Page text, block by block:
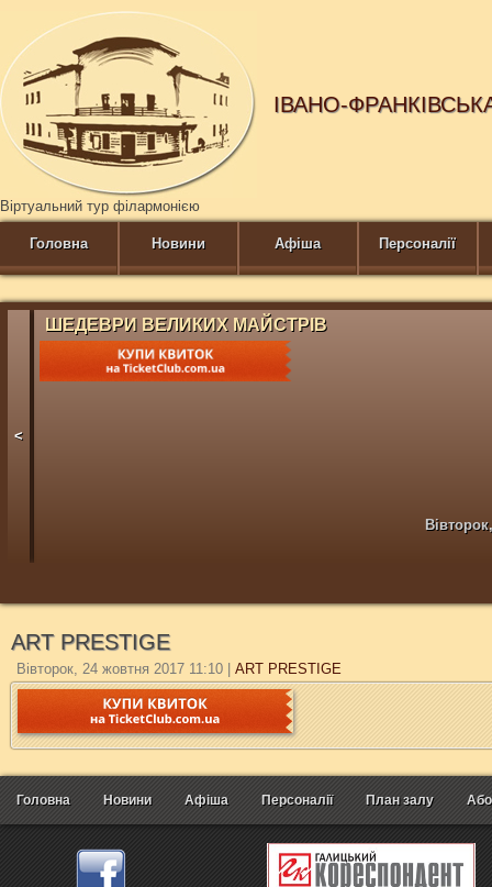
ІВАНО-
Віртуальний тур філармонією
Головна Новини Афіша Персоналії
<
ШЕДЕВРИ ВЕЛИКИХ МАЙСТРІВ
ART PRESTIGE
Вівторок, 24 жовтня 2017 11:10 ART PRESTIGE
Головна Новини Афіша Персоналії План залу